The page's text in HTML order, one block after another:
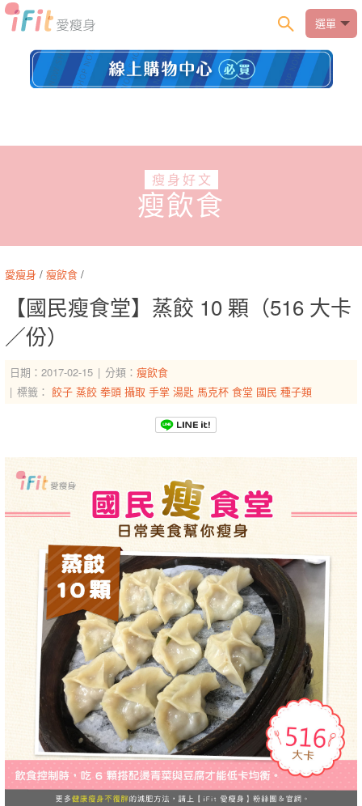
選單
瘦身好文
瘦飲食
愛瘦身 / 瘦飲食 /
【國民瘦食堂】蒸餃 10 顆（516 大卡
／份）
日期：2017-02-15 分類： 瘦飲食
標籤： 餃子 蒸餃 拳頭 攝取 手掌 湯匙 馬克杯 食堂 國民 種子類